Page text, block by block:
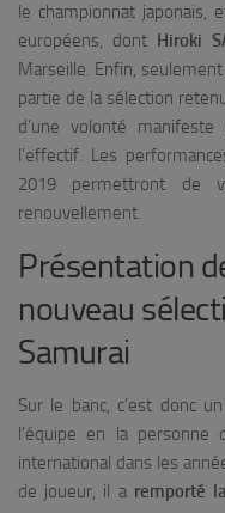
le championnat japonais,
européens, dont Hiroki
Marseille. Enfin,
partie de la sélection
d’une volonté
l’effectif. Les
2019 permettront de
renouvellement.
Présentation
nouveau
Samurai
Sur le banc, c’est donc
l’équipe en la personne
international dans les
de joueur, il a remporté